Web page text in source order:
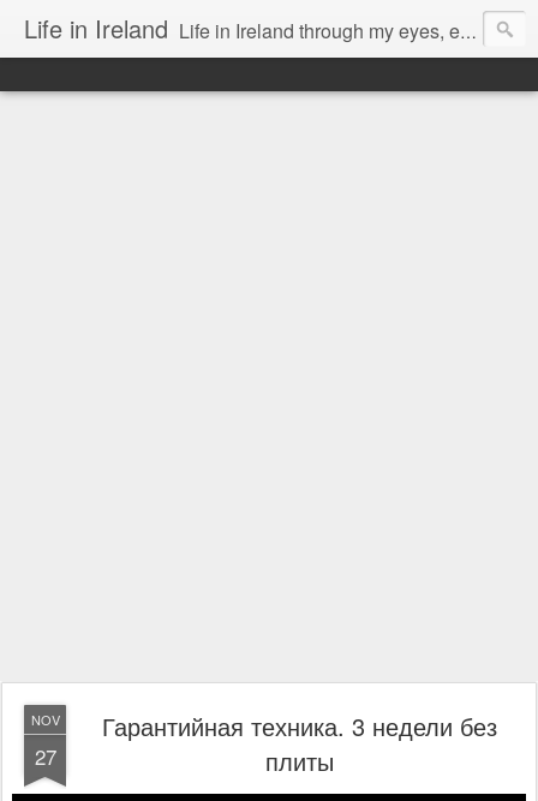
Life in Ireland Life in Ireland through my eyes, emigrants from Lithuania. When I came to this wonderful country at the age of 48, there was a certain paradigm shift for me. I was surprised that life is so intense here, if you want to see, accept this country and learn all new opportunities.
NOV
27
Гарантийная техника. 3 недели без
плиты